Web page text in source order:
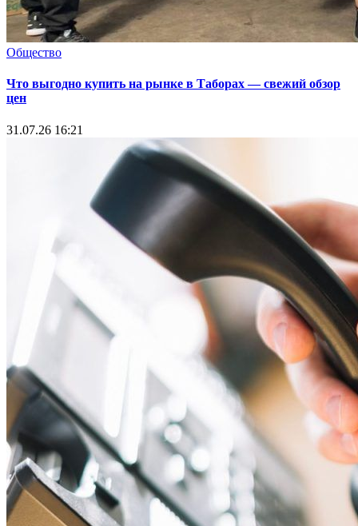
Общество
Что выгодно купить на рынке в Таборах — свежий обзор
цен
31.07.26 16:21